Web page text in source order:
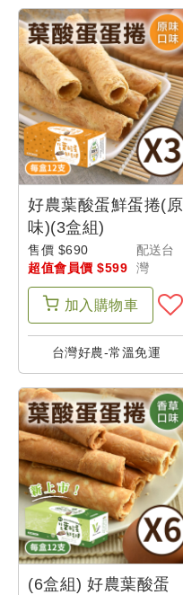
好農葉酸蛋鮮蛋捲(原
味)(3盒組)
售價 $690
超值會員價 $599
配送台
灣
加入 購物車
台灣好農-常溫免運
(6盒組) 好農葉酸蛋